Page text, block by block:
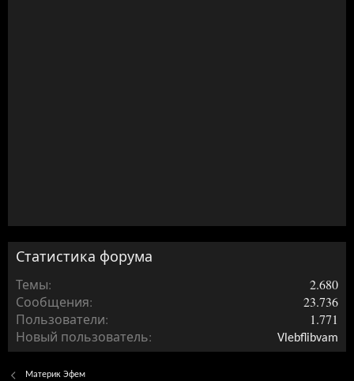
Статистика форума
Темы
2.680
Сообщения
23.736
Пользователи
1.771
Новый пользователь
Vlebflibvam
Материк Эфем